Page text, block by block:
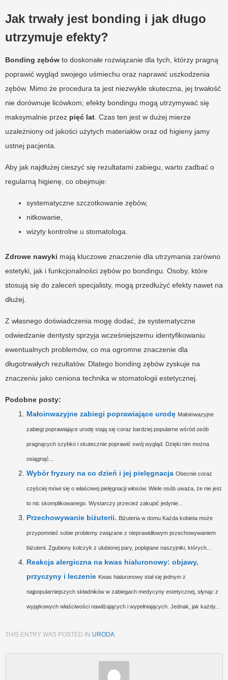
Jak trwały jest bonding i jak długo
utrzymuje efekty?
Bonding zębów to doskonałe rozwiązanie dla tych, którzy pragną
poprawić wygląd swojego uśmiechu oraz naprawić uszkodzenia
zębów. Mimo że procedura ta jest niezwykle skuteczna, jej trwałość
nie dorównuje licówkom; efekty bondingu mogą utrzymywać się
maksymalnie przez pięć lat . Czas ten jest w dużej mierze
uzależniony od jakości użytych materiałów oraz od higieny jamy
ustnej pacjenta.
Aby jak najdłużej cieszyć się rezultatami zabiegu, warto zadbać o
regularną higienę, co obejmuje:
systematyczne szczotkowanie zębów,
nitkowanie,
wizyty kontrolne u stomatologa.
Zdrowe nawyki mają kluczowe znaczenie dla utrzymania zarówno
estetyki, jak i funkcjonalności zębów po bondingu. Osoby, które
stosują się do zaleceń specjalisty, mogą przedłużyć efekty nawet na
dłużej.
Z własnego doświadczenia mogę dodać, że systematyczne
odwiedzanie dentysty sprzyja wcześniejszemu identyfikowaniu
ewentualnych problemów, co ma ogromne znaczenie dla
długotrwałych rezultatów. Dlatego bonding zębów zyskuje na
znaczeniu jako ceniona technika w stomatologii estetycznej.
Podobne posty:
Małoinwazyjne zabiegi poprawiające urodę Małoinwazyjne
zabiegi poprawiające urodę stają się coraz bardziej popularne wśród osób
pragnących szybko i skutecznie poprawić swój wygląd. Dzięki nim można
osiągnąć...
Wybór fryzury na co dzień i jej pielęgnacja Obecnie coraz
częściej mówi się o właściwej pielęgnacji włosów. Wiele osób uważa, że nie jest
to nic skomplikowanego. Wystarczy przecież zakupić jedynie...
Przechowywanie biżuterii. Biżuteria w domu Każda kobieta może
przypomnieć sobie problemy związane z nieprawidłowym przechowywaniem
biżuterii. Zgubiony kolczyk z ulubionej pary, poplątane naszyjniki, których...
Reakcja alergiczna na kwas hialuronowy: objawy,
przyczyny i leczenie Kwas hialuronowy stał się jednym z
najpopularniejszych składników w zabiegach medycyny estetycznej, słynąc z
wyjątkowych właściwości nawilżających i wypełniających. Jednak, jak każdy...
THIS ENTRY WAS POSTED IN URODA